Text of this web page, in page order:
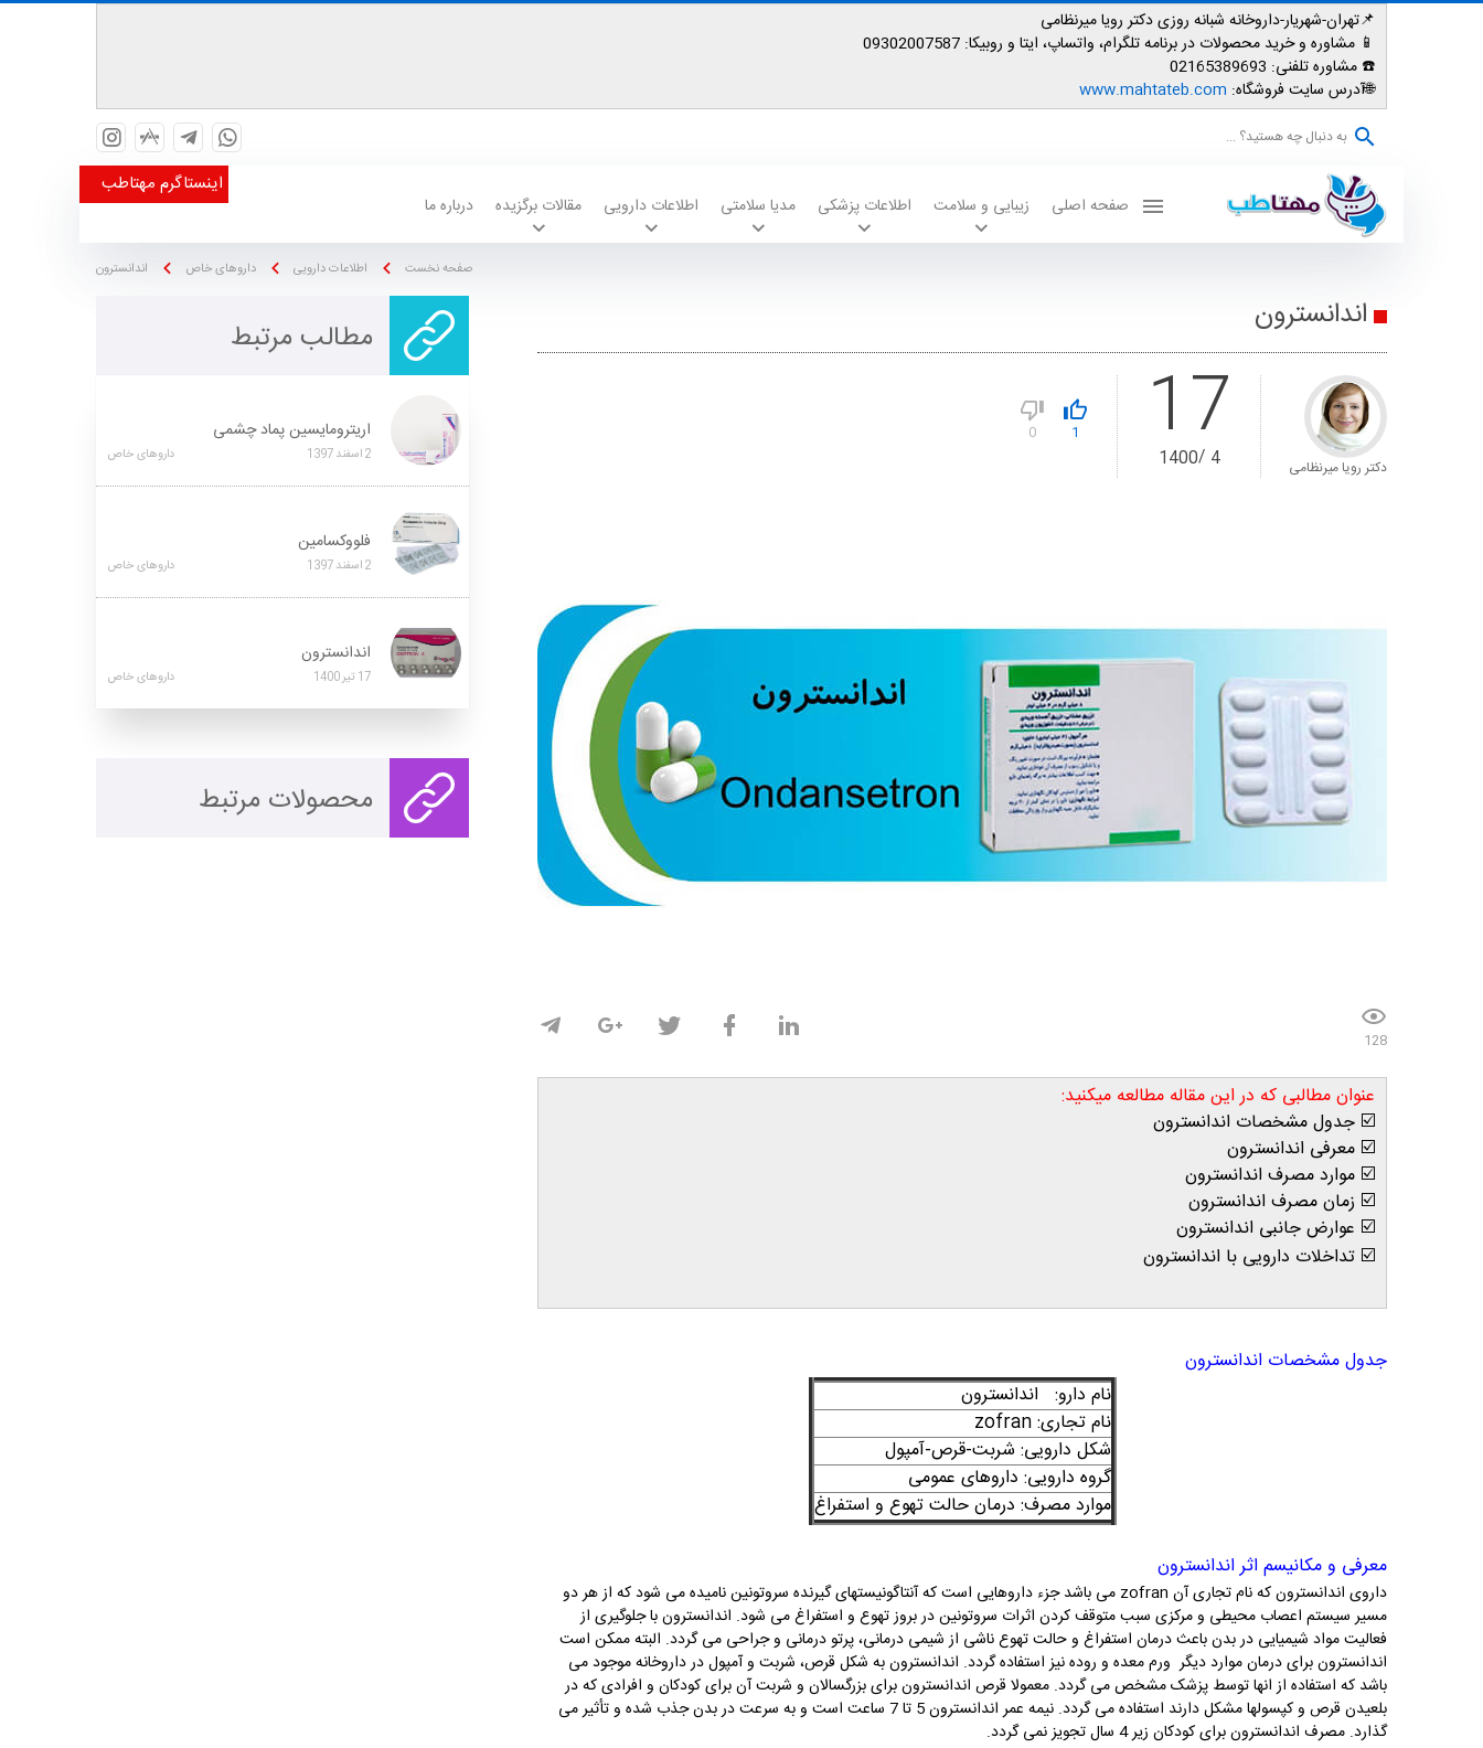
📌تهران-شهریار-داروخانه شبانه روزی دکتر رویا میرنظامی
📱 مشاوره و خرید محصولات در برنامه تلگرام، واتساپ، ایتا و روبیکا: 09302007587
☎️ مشاوره تلفنی:
🌐آدرس سایت فروشگاه: www.mahtateb.com
به دنبال چه هستید؟ ...
صفحه اصلی زیبایی و سلامت اطلاعات پزشکی مدیا سلامتی اطلاعات دارویی مقالات برگزیده درباره ما
اینستاگرم مهتاطب
صفحه نخست اطلاعات دارویی داروهای خاص اندانسترون
اندانسترون
دکتر رویا میرنظامی 17
4
1400
1
0
128
عنوان مطالبی که در این مقاله مطالعه میکنید:
☑️ جدول مشخصات اندانسترون
☑️ معرفی اندانسترون
☑️ موارد مصرف اندانسترون
☑️ زمان مصرف اندانسترون
☑️ عوارض جانبی اندانسترون
☑️ تداخلات دارویی با اندانسترون
جدول مشخصات اندانسترون
نام دارو: اندانسترون
نام تجاری: zofran
شکل دارویی: شربت-قرص-آمپول
گروه دارویی: داروهای عمومی
موارد مصرف: درمان حالت تهوع و استفراغ
معرفی و مکانیسم اثر اندانسترون
داروی اندانسترون که نام تجاری آن zofran می باشد جزء داروهایی است که آنتاگونیستهای گیرنده سروتونین نامیده می شود که از هر دو
مسیر سیستم اعصاب محیطی و مرکزی سبب متوقف کردن اثرات سروتونین در بروز تهوع و استفراغ می شود. اندانسترون با جلوگیری از
فعالیت مواد شیمیایی در بدن باعث درمان استفراغ و حالت تهوع ناشی از شیمی درمانی، پرتو درمانی و جراحی می گردد. البته ممکن است
اندانسترون برای درمان موارد دیگر ورم معده و روده نیز استفاده گردد. اندانسترون به شکل قرص، شربت و آمپول در داروخانه موجود می
باشد که استفاده از انها توسط پزشک مشخص می گردد. معمولا قرص اندانسترون برای بزرگسالان و شربت آن برای کودکان و افرادی که در
بلعیدن قرص و کپسولها مشکل دارند استفاده می گردد. نیمه عمر اندانسترون 5 تا 7 ساعت است و به سرعت در بدن جذب شده و تأثیر می
گذارد. مصرف اندانسترون برای کودکان زیر 4 سال تجویز نمی گردد.
مطالب مرتبط
اریترومایسین پماد چشمی
2اسفند1397 داروهای خاص
فلووکسامین
2اسفند1397 داروهای خاص
اندانسترون
17تیر1400 داروهای خاص
محصولات مرتبط